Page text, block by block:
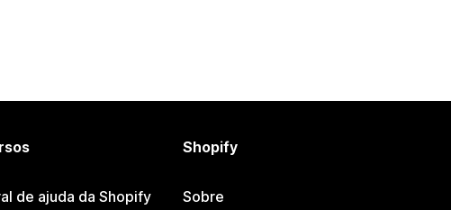
de ajuda da Shopify
Shopify
Sobre